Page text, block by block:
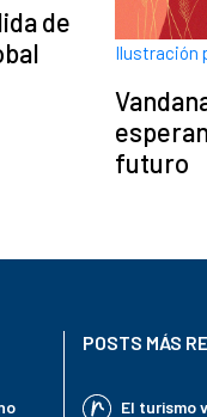
de
Ilustración
futuro
POSTS MÁS
El turismo